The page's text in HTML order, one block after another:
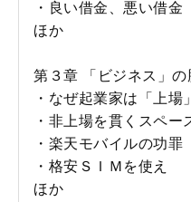
・良い借金、悪い借金
ほか
第３章 「ビジネス」の
・なぜ起業家は「上場
・非上場を貫くスペー
・楽天モバイルの功罪
・格安ＳＩＭを使え
ほか